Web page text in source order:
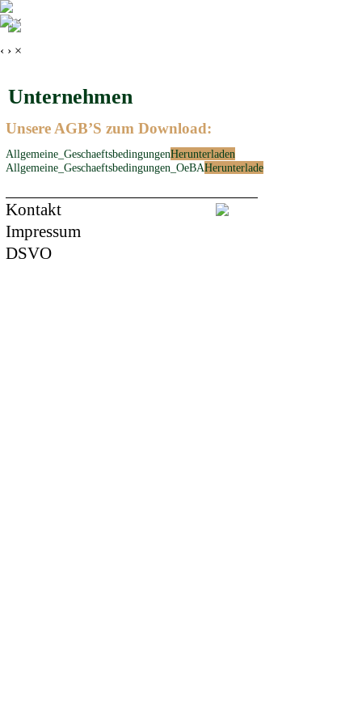
Unternehmen
Unsere AGB’S zum Download:
Allgemeine_GeschaeftsbedingungenHerunterladen
Allgemeine_Geschaeftsbedingungen_OeBAHerunterladen
Kontakt
Impressum
DSVO
‹ › ×
‹ › ×